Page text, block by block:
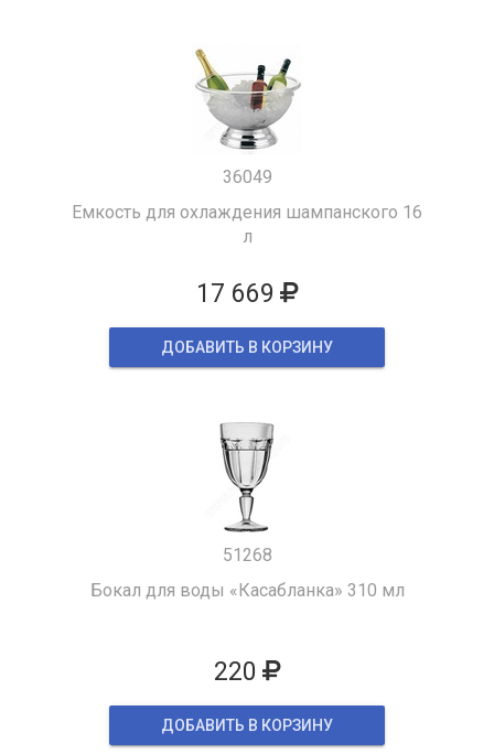
36049
Емкость для охлаждения шампанского 16
л
17 669
ДОБАВИТЬ В КОРЗИНУ
51268
Бокал для воды «Касабланка» 310 мл
220
ДОБАВИТЬ В КОРЗИНУ